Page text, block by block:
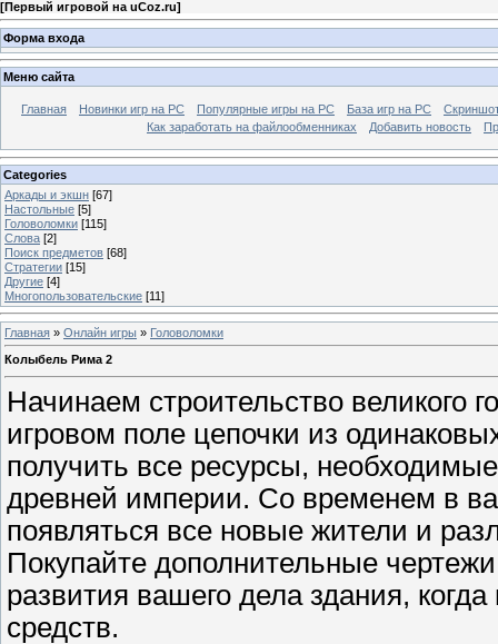
[Первый игровой на uCoz.ru]
Форма входа
Меню сайта
Главная Новинки игр на PC Популярные игры на PC База игр на РС
Как заработать на файлообменниках
Добавить новость
Categories
Аркады и экшн [67]
Настольные [5]
Головоломки [115]
Слова [2]
Поиск предметов [68]
Стратегии [15]
Другие [4]
Многопользовательские [11]
Главная » Онлайн игры » Головоломки
Колыбель Рима 2
Начинаем строительство великого
игровом поле цепочки из
получить все ресурсы,
древней империи. Со временем в
появляться все новые жители и
Покупайте дополнительные
развития вашего дела здания, когда
средств.